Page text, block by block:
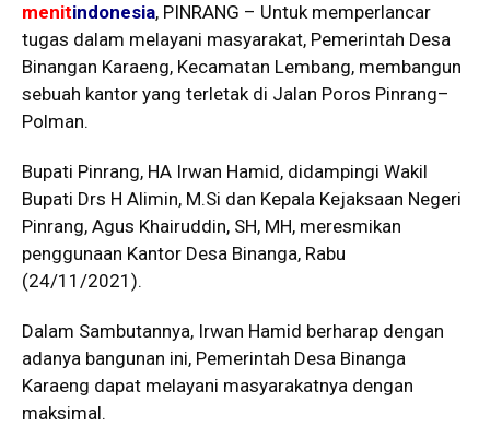
menitindonesia, PINRANG – Untuk memperlancar
tugas dalam melayani masyarakat, Pemerintah Desa
Binangan Karaeng, Kecamatan Lembang, membangun
sebuah kantor yang terletak di Jalan Poros Pinrang–
Polman.
Bupati Pinrang, HA Irwan Hamid, didampingi Wakil
Bupati Drs H Alimin, M.Si dan Kepala Kejaksaan Negeri
Pinrang, Agus Khairuddin, SH, MH, meresmikan
penggunaan Kantor Desa Binanga, Rabu
(24/11/2021).
Dalam Sambutannya, Irwan Hamid berharap dengan
adanya bangunan ini, Pemerintah Desa Binanga
Karaeng dapat melayani masyarakatnya dengan
maksimal.